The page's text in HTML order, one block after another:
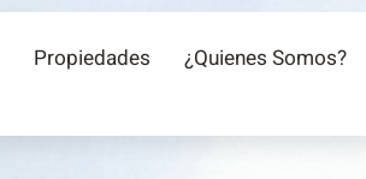
Propiedades ¿Quienes Somos?